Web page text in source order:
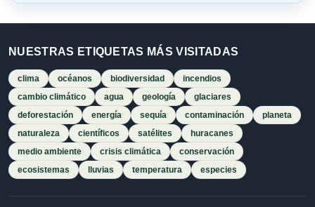
NUESTRAS ETIQUETAS MÁS VISITADAS
clima océanos biodiversidad
incendios
cambio climático
agua geología
glaciares
deforestación
energía sequía contaminación
planeta
naturaleza
científicos satélites
huracanes
medio ambiente
crisis climática
conservación
ecosistemas
lluvias temperatura especies